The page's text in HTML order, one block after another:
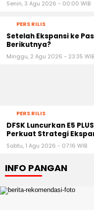
Senin, 3 Agu 2026 - 00:00 WIB
PERS RILIS
Setelah Ekspansi ke
Berikutnya?
Minggu, 2 Agu 2026 - 23:35 WIB
PERS RILIS
DFSK Luncurkan E5
Perkuat Strategi
Sabtu, 1 Agu 2026 - 07:16 WIB
INFO PANGAN